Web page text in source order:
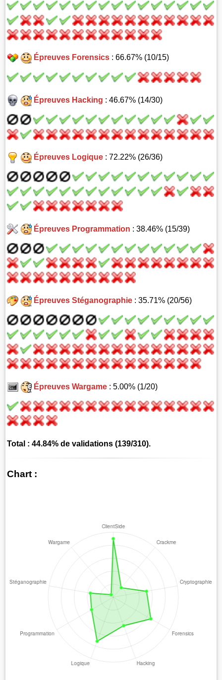
Épreuves Forensics: 66.67% (10/15)
Épreuves Hacking : 46.67% (14/30)
Épreuves Logique: 72.22% (26/36)
Épreuves Programmation : 38.46% (15/39)
Épreuves Stéganographie: 35.71% (20/56)
Épreuves Wargame: 5.00% (1/20)
Total : 44.84% de validations (139/310).
Chart :